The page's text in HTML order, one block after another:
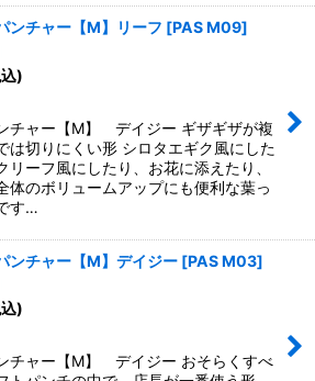
ンチャー【M】リーフ [PAS M09]
)
チャー【M】 デイジー ギザギザが複
は切りにくい形 シロタエギク風にした
リーフ風にしたり、お花に添えたり、
体のボリュームアップにも便利な葉っ
す…
ンチャー【M】デイジー [PAS M03]
)
チャー【M】 デイジー おそらくすべ